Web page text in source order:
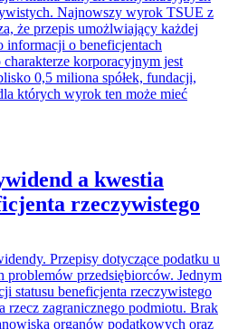
Najnowszy wyrok TSUE z
że przepis umożlwiający każdej
informacji o beneficjentach
korporacyjnym jest
0,5 miliona spółek, fundacji,
których wyrok ten może mieć
a kwestia
rzeczywistego
Przepisy dotyczące podatku u
problemów przedsiębiorców. Jednym
statusu beneficjenta rzeczywistego
rzecz zagranicznego podmiotu. Brak
organów podatkowych oraz